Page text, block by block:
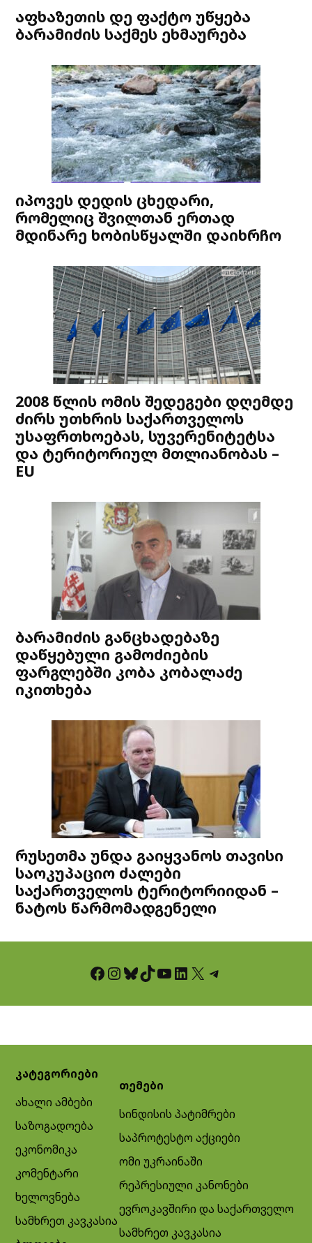
აფხაზეთის დე ფაქტო უწყება
ბარამიძის საქმეს ეხმაურება
იპოვეს დედის ცხედარი,
რომელიც შვილთან ერთად
მდინარე ხობისწყალში დაიხრჩო
2008 წლის ომის შედეგები დღემდე
ძირს უთხრის საქართველოს
უსაფრთხოებას, სუვერენიტეტსა
და ტერიტორიულ მთლიანობას –
EU
ბარამიძის განცხადებაზე
დაწყებული გამოძიების
ფარგლებში კობა კობალაძე
იკითხება
რუსეთმა უნდა გაიყვანოს თავისი
საოკუპაციო ძალები
საქართველოს ტერიტორიიდან –
ნატოს წარმომადგენელი
Facebook InstagramBluesky TikTok YouTube LinkedIn X Telegram
კატეგორიები
ახალი ამბები
საზოგადოება
ეკონომიკა
კომენტარი
ხელოვნება
სამხრეთ კავკასია
თემები
სინდისის პატიმრები
საპროტესტო აქციები
ომი უკრაინაში
რეპრესიული კანონები
ევროკავშირი და საქართველო
სამხრეთ კავკასია